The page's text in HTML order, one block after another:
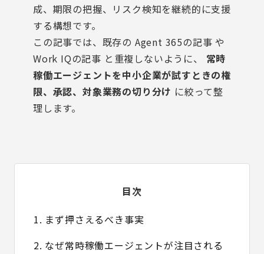
成、期限の把握、リスク検知を継続的に支援
する構想です。
この記事では、既存の Agent 365の記事 や
Work IQの記事 と重複しないように、 常時
稼働エージェントを中小企業が試すときの権
限、承認、対象業務の切り分け に絞って整
理します。
目次
1. まず押さえるべき事実
2. なぜ常時稼働エージェントが注目される